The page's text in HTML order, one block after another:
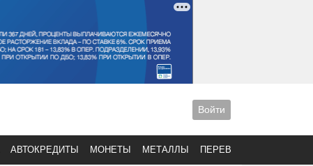
Войти
АВТОКРЕДИТЫ МОНЕТЫ МЕТАЛЛЫ ПЕРЕВОДЫ